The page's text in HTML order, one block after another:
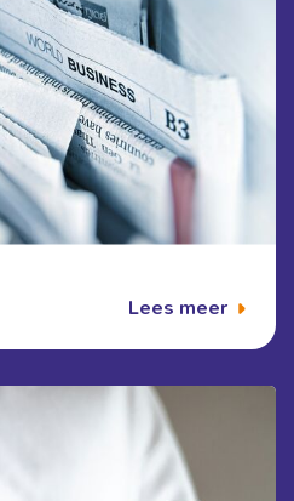
Lees meer